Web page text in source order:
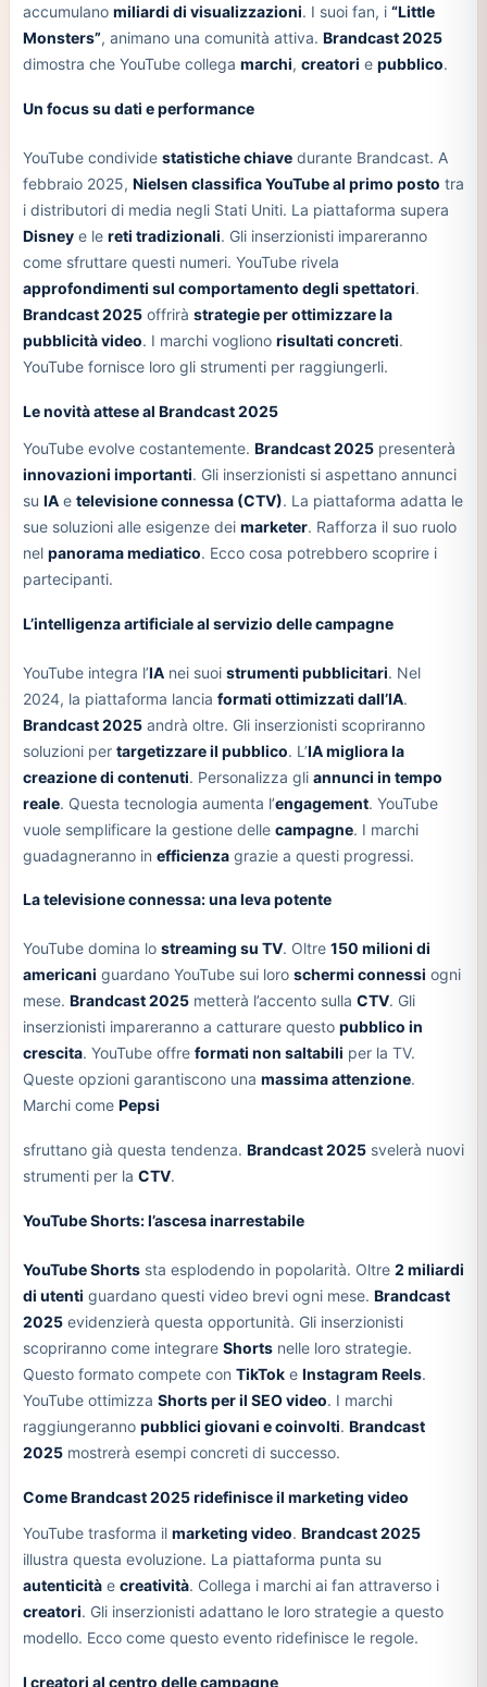
accumulano miliardi di visualizzazioni. I suoi fan, i “Little
Monsters”, animano una comunità attiva. Brandcast 2025
dimostra che YouTube collega marchi, creatori e pubblico.
Un focus su dati e performance
YouTube condivide statistiche chiavedurante Brandcast. A
febbraio 2025, Nielsen classifica YouTube al primo posto tra
i distributori di media negli Stati Uniti. La piattaforma supera
Disneye le reti tradizionali. Gli inserzionisti impareranno
come sfruttare questi numeri. YouTube rivela
approfondimenti sul comportamento degli spettatori.
Brandcast 2025offrirà strategie per ottimizzare la
pubblicità video. I marchi vogliono risultati concreti.
YouTube fornisce loro gli strumenti per raggiungerli.
Le novità attese al Brandcast 2025
YouTube evolve costantemente. Brandcast 2025presenterà
innovazioni importanti. Gli inserzionisti si aspettano annunci
su IAe televisione connessa (CTV). La piattaforma adatta le
sue soluzioni alle esigenze dei marketer. Rafforza il suo ruolo
nel panorama mediatico. Ecco cosa potrebbero scoprire i
partecipanti.
L’intelligenza artificiale al servizio delle campagne
YouTube integra l’IAnei suoi strumenti pubblicitari. Nel
2024, la piattaforma lancia formati ottimizzati dall’IA.
Brandcast 2025andrà oltre. Gli inserzionisti scopriranno
soluzioni per targetizzare il pubblico. L’IA migliora la
creazione di contenuti. Personalizza gli annunci in tempo
reale. Questa tecnologia aumenta l’engagement. YouTube
vuole semplificare la gestione delle campagne. I marchi
guadagneranno in efficienzagrazie a questi progressi.
La televisione connessa: una leva potente
YouTube domina lo streaming su TV. Oltre 150 milioni di
americani guardano YouTube sui loro schermi connessi ogni
mese. Brandcast 2025metterà l’accento sulla CTV. Gli
inserzionisti impareranno a catturare questo pubblico in
crescita. YouTube offre formati non saltabili per la TV.
Queste opzioni garantiscono una massima attenzione.
Marchi come Pepsi
sfruttano già questa tendenza. Brandcast 2025svelerà nuovi
strumenti per la CTV.
YouTube Shorts: l’ascesa inarrestabile
YouTube Shortssta esplodendo in popolarità. Oltre 2 miliardi
di utenti guardano questi video brevi ogni mese. Brandcast
2025evidenzierà questa opportunità. Gli inserzionisti
scopriranno come integrare Shortsnelle loro strategie.
Questo formato compete con TikToke Instagram Reels.
YouTube ottimizza Shorts per il SEO video. I marchi
raggiungeranno pubblici giovani e coinvolti. Brandcast
2025mostrerà esempi concreti di successo.
Come Brandcast 2025 ridefinisce il marketing video
YouTube trasforma il marketing video. Brandcast 2025
illustra questa evoluzione. La piattaforma punta su
autenticitàe creatività. Collega i marchi ai fan attraverso i
creatori. Gli inserzionisti adattano le loro strategie a questo
modello. Ecco come questo evento ridefinisce le regole.
I creatori al centro delle campagne